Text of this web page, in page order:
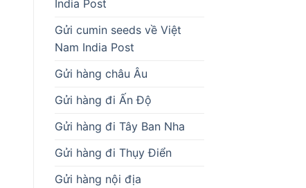
India Post
Gửi cumin seeds về Việt
Nam India Post
Gửi hàng châu Âu
Gửi hàng đi Ấn Độ
Gửi hàng đi Tây Ban Nha
Gửi hàng đi Thụy Điển
Gửi hàng nội địa